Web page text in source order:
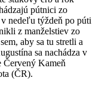
pútnici zo
nedeľu týždeň po púti
z manželstiev zo
aby sa tu stretli a
sa nachádza v
Červený Kameň
(ČR).